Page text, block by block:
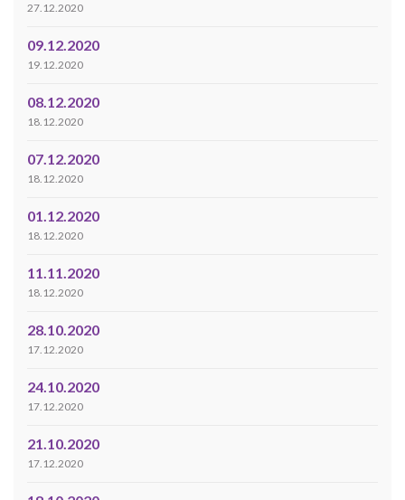
27.12.2020
09.12.2020
19.12.2020
08.12.2020
18.12.2020
07.12.2020
18.12.2020
01.12.2020
18.12.2020
11.11.2020
18.12.2020
28.10.2020
17.12.2020
24.10.2020
17.12.2020
21.10.2020
17.12.2020